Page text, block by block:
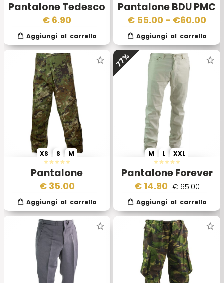
Pantalone Tedesco
Sommergibilisti
€ 6.90
Pantalone BDU PMC
Vegetato II
€ 55.00 - €60.00
Pantalone
Impermeabile
Vegetato
XS S M
€ 35.00
77%
Pantalone Forever
Fit nnz Panna
M L XXL
€ 14.90 € 65.00